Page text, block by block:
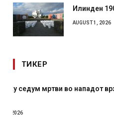
Илинден
AUGUST 1, 2026
ТИКЕР
СОЗИС: Украинците повеќе
AUGUST 7, 2026